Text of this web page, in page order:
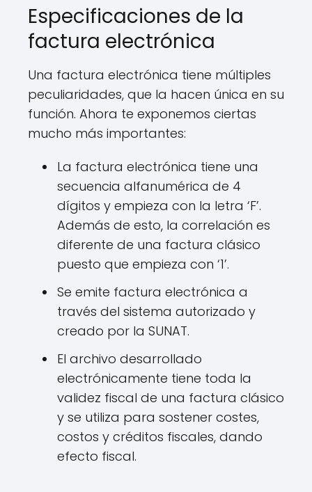
Especificaciones de la
factura electrónica
Una factura electrónica tiene múltiples
peculiaridades, que la hacen única en su
función. Ahora te exponemos ciertas
mucho más importantes:
La factura electrónica tiene una
secuencia alfanumérica de 4
dígitos y empieza con la letra ‘F’.
Además de esto, la correlación es
diferente de una factura clásico
puesto que empieza con ‘1’.
Se emite factura electrónica a
través del sistema autorizado y
creado por la SUNAT.
El archivo desarrollado
electrónicamente tiene toda la
validez fiscal de una factura clásico
y se utiliza para sostener costes,
costos y créditos fiscales, dando
efecto fiscal.